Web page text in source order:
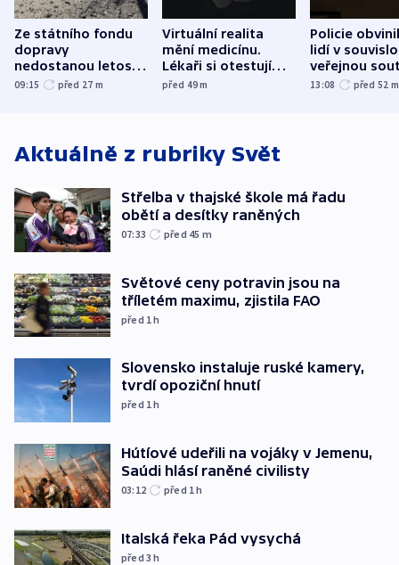
Ze státního fondu
dopravy
nedostanou letos
kraje na silnice ani
09:15 před 27 m
Virtuální realita
mění medicínu.
Lékaři si otestují
každý řez, říká
před 49m
Policie
lidí v
veřejnou
Správy
13:08 před 52 m
Aktuálně z rubriky Svět
Střelba v thajské škole má řadu
obětí a desítky raněných
07:33 před 45 m
Světové ceny potravin jsou na
tříletém maximu, zjistila FAO
před 1h
Slovensko instaluje ruské kamery,
tvrdí opoziční hnutí
před 1h
Hútíové udeřili na vojáky v Jemenu,
Saúdi hlásí raněné civilisty
03:12 před 1h
Italská řeka Pád vysychá
před 3h